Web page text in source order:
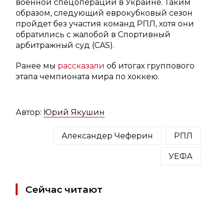
военной спецоперации в Украине. Таким
образом, следующий еврокубковый сезон
пройдет без участия команд РПЛ, хотя они
обратились с жалобой в Спортивный
арбитражный суд (CAS).
Ранее мы рассказали об итогах группового
этапа чемпионата мира по хоккею.
Автор: Юрий Якушин
Александер Чеферин РПЛ
УЕФА
Сейчас читают